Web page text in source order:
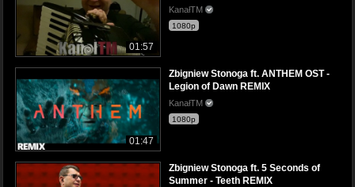
01:57
KanałTM
1080p
01:47
Zbigniew Stonoga ft. ANTHEM OST -
Legion of Dawn REMIX
KanałTM
1080p
Zbigniew Stonoga ft. 5 Seconds of
Summer - Teeth REMIX